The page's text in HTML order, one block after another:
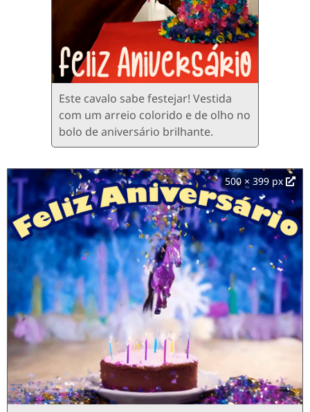
Este cavalo sabe festejar! Vestida
com um arreio colorido e de olho no
bolo de aniversário brilhante.
500 × 399 px